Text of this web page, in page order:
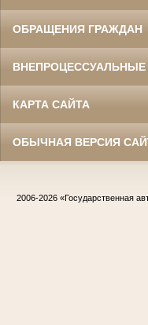
ОБРАЩЕНИЯ ГРАЖДАН
КАРТА САЙТА
ОБЫЧНАЯ ВЕРСИЯ
2006-2026 «Государственная